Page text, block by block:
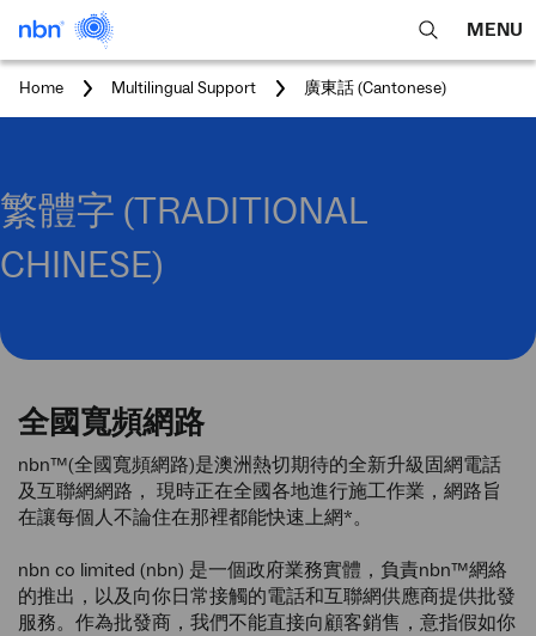
open
search
feature
MENU
Home Multilingual Support
You
廣東話 (Cantonese)
繁體字 (TRADITIONAL
CHINESE)
全國寬頻網路
nbn™(全國寬頻網路)是澳洲熱切期待的全新升級固網電話
及互聯網網路， 現時正在全國各地進行施工作業，網路旨
在讓每個人不論住在那裡都能快速上網*。
nbn co limited (nbn) 是一個政府業務實體，負責nbn™網絡
的推出，以及向你日常接觸的電話和互聯網供應商提供批發
服務。作為批發商，我們不能直接向顧客銷售，意指假如你